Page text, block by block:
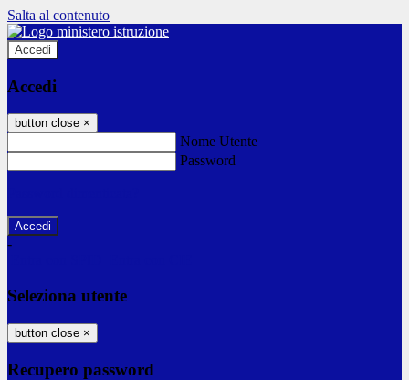
Salta al contenuto
Accedi
Accedi
button close ×
Nome Utente
Password
-
Seleziona utente
button close ×
Recupero password